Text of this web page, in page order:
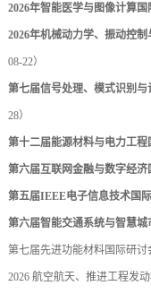
2026年智能医学与图像计算
2026年机械动力学、振动控
08-22）
第七届信号处理、模式识别与
28）
第十二届能源材料与电力工
第六届互联网金融与数字经济
第五届IEEE电子信息技术国
第六届智能交通系统与智慧城
第七届先进功能材料国际研讨
2026 航空航天、推进工程发动